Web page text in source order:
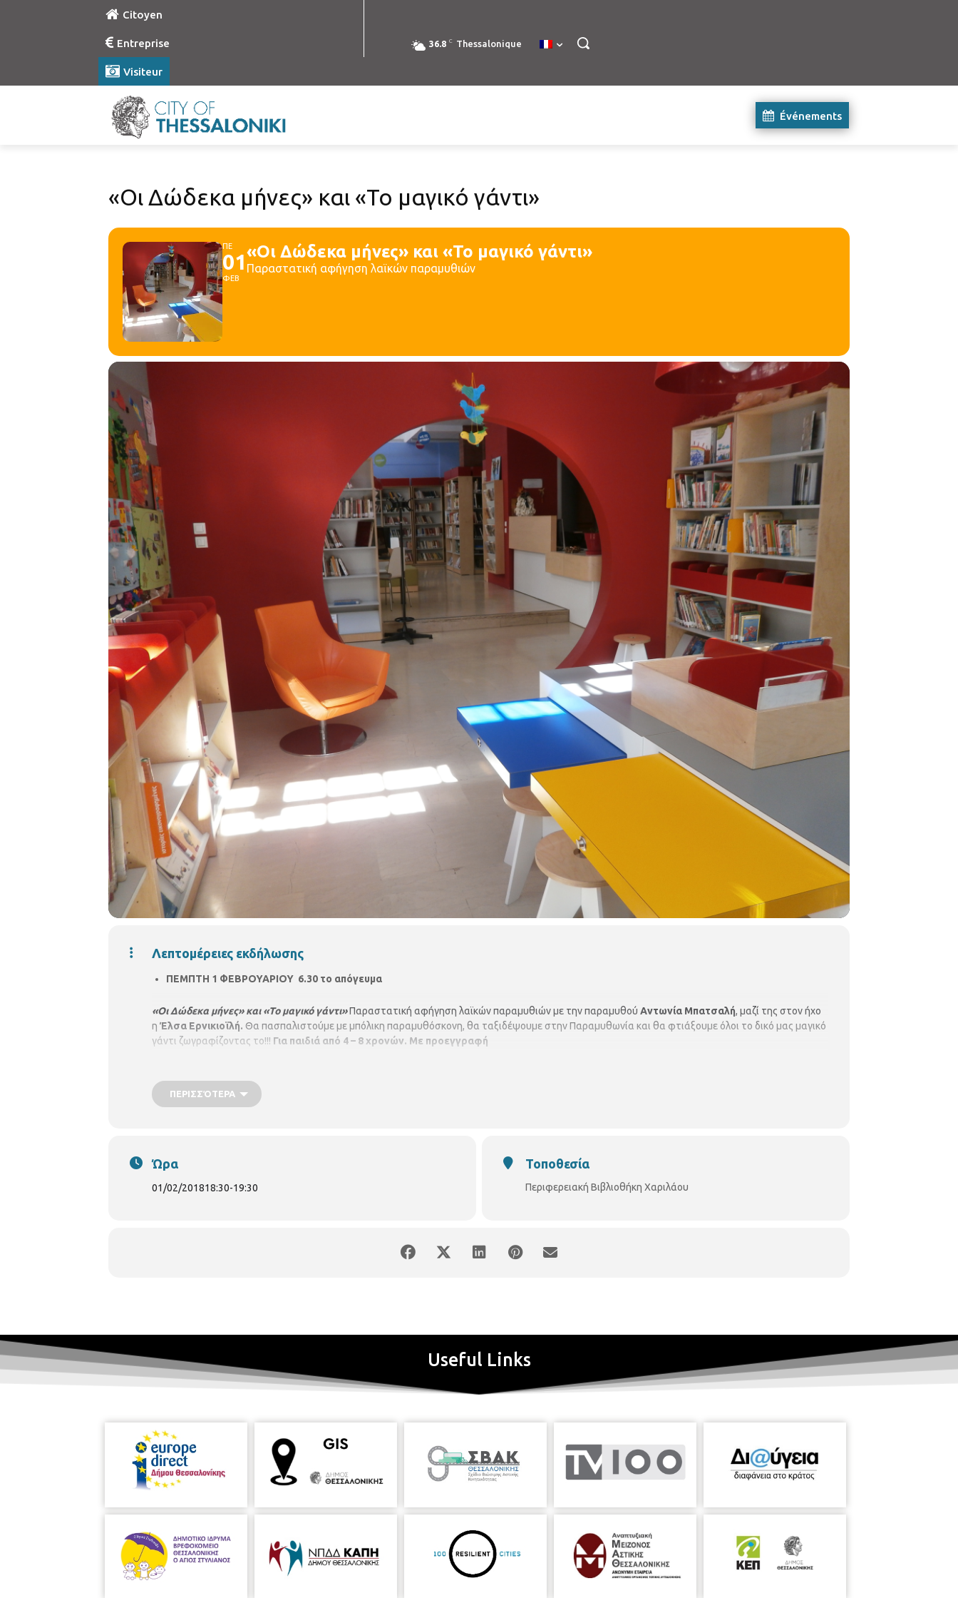
Citoyen
Entreprise
Visiteur
36.8 C Thessalonique
Événements
«Οι Δώδεκα μήνες» και «Το μαγικό γάντι»
ΠΕ
01
ΦΕΒ
«Οι Δώδεκα μήνες» και «Το μαγικό γάντι»
Παραστατική αφήγηση λαϊκών παραμυθιών
Λεπτομέρειες εκδήλωσης
ΠΕΜΠΤΗ 1 ΦΕΒΡΟΥΑΡΙΟΥ 6.30 το απόγευμα
«Οι Δώδεκα μήνες» και «Το μαγικό γάντι»Παραστατική αφήγηση λαϊκών παραμυθιών με την παραμυθού Αντωνία Μπατσαλή, μαζί της στον ήχο
η Έλσα Ερνικιοϊλή. Θα πασπαλιστούμε με μπόλικη παραμυθόσκονη, θα ταξιδέψουμε στην Παραμυθωνία και θα φτιάξουμε όλοι το δικό μας μαγικό
γάντι ζωγραφίζοντας το!!! Για παιδιά από 4 – 8 χρονών. Με προεγγραφή
ΠΕΡΙΣΣΌΤΕΡΑ
Ώρα
01/02/201818:30-19:30
Τοποθεσία
Περιφερειακή Βιβλιοθήκη Χαριλάου
Useful Links